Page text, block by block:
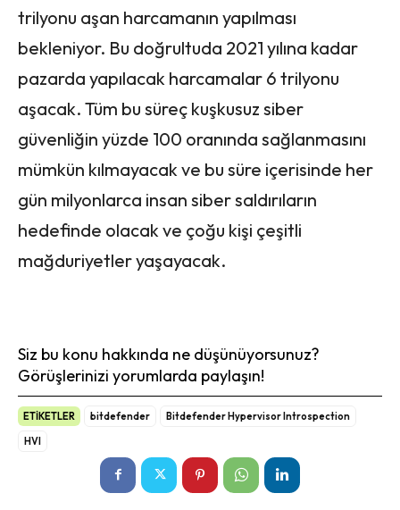
trilyonu aşan harcamanın yapılması
bekleniyor. Bu doğrultuda 2021 yılına kadar
pazarda yapılacak harcamalar 6 trilyonu
aşacak. Tüm bu süreç kuşkusuz siber
güvenliğin yüzde 100 oranında sağlanmasını
mümkün kılmayacak ve bu süre içerisinde her
gün milyonlarca insan siber saldırıların
hedefinde olacak ve çoğu kişi çeşitli
mağduriyetler yaşayacak.
Siz bu konu hakkında ne düşünüyorsunuz?
Görüşlerinizi yorumlarda paylaşın!
ETİKETLER bitdefender
Bitdefender Hypervisor Introspection
HVI